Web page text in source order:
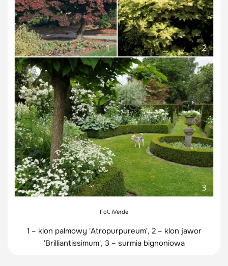
Fot. iVerde
1 – klon palmowy 'Atropurpureum', 2 – klon jawor
'Brilliantissimum', 3 – surmia bignoniowa